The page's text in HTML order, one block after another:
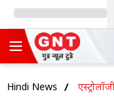
Hindi News